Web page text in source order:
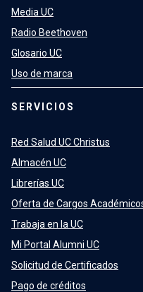
Media UC
Radio Beethoven
Glosario UC
Uso de marca
SERVICIOS
Red Salud UC Christus
Almacén UC
Librerías UC
Oferta de Cargos
Trabaja en la UC
Mi Portal Alumni UC
Solicitud de Certificados
Pago de créditos